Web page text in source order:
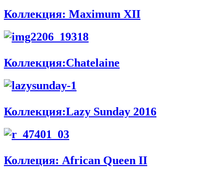
Коллекция: Maximum XII
Коллекция:Chatelaine
Коллекция:Lazy Sunday 2016
Коллеция: African Queen II